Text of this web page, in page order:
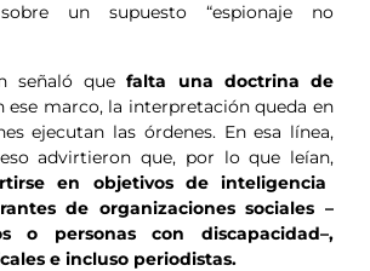
un supuesto “espionaje no
señaló quefalta una doctrina de
ese marco, la interpretación queda en
ejecutan las órdenes. En esa línea,
advirtieron que, por lo que leían,
en objetivos de inteligencia
de organizaciones sociales –
o personas con discapacidad–,
e incluso periodistas.